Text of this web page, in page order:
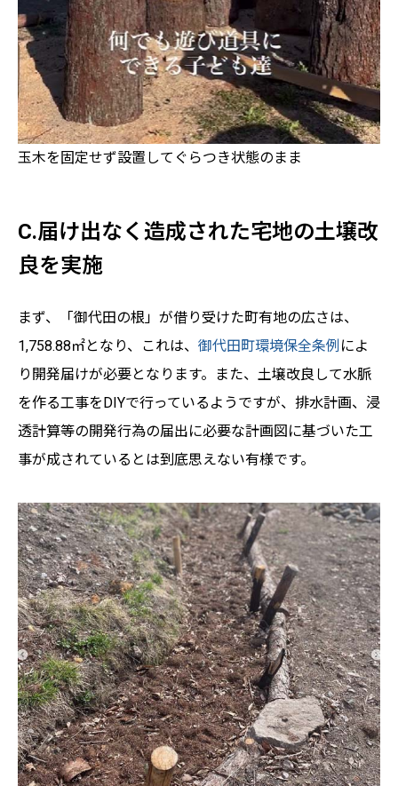
玉木を固定せず設置してぐらつき状態のまま
C.届け出なく造成された宅地の土壌改
良を実施
まず、「御代田の根」が借り受けた町有地の広さは、
1,758.88㎡となり、これは、 御代田町環境保全条例 によ
り開発届けが必要となります。また、土壌改良して水脈
を作る工事をDIYで行っているようですが、排水計画、浸
透計算等の開発行為の届出に必要な計画図に基づいた工
事が成されているとは到底思えない有様です。